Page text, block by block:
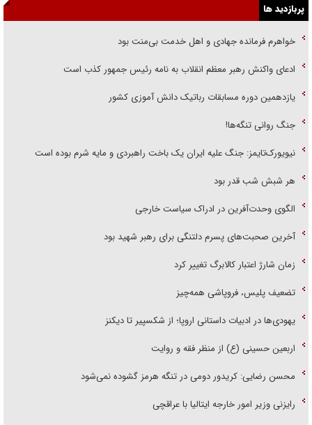
پربازدید ها
خواهرم فرمانده جهادی و اهل خدمت بی‌منت بود
ادعای واکنش رهبر معظم انقلاب به نامه رئیس جمهور کذب است
یازدهمین دوره مسابقات رباتیک دانش آموزی کشور
جنگ روانی تنگه‌ها!
نیویورک‌تایمز: جنگ علیه ایران یک باخت راهبردی و مایه شرم بوده است
هر شبش شب قدر بود
الگوی وحدت‌آفرین در ادراک سیاست خارجی
آخرین صحبت‌های پسرم دلتنگی برای رهبر شهید بود
زمان شارژ اعتبار کالابرگ تغییر کرد
تضعیف پلیس، فروپاشی همه‌چیز
یهودی‌ها در ادبیات داستانی اروپا؛ از شکسپیر تا دیکنز
اربعین حسینی (ع) از منظر فقه و روایت
محسن رضایی: کریدور دومی در تنگه هرمز گشوده نمی‌شود
رایزنی وزیر امور خارجه ایتالیا با عراقچی